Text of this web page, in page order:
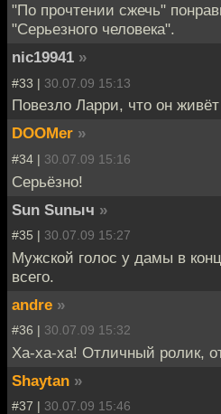
"По прочтении сжечь"
"Серьезного человека".
nic19941 »
#33 | 30.07.09 15:13
Повезло Ларри, что он
DOOMer »
#34 | 30.07.09 15:16
Серьёзно!
Sun Sunыч »
#35 | 30.07.09 15:27
Мужской голос у дамы в
всего.
andre »
#36 | 30.07.09 15:32
Ха-ха-ха! Отличный ролик,
Shaytan »
#37 | 30.07.09 15:46